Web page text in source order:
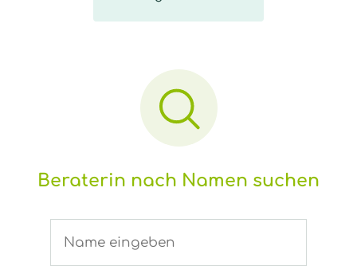
Beraterin nach Namen suchen